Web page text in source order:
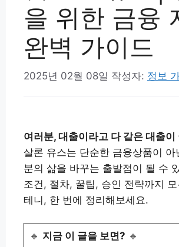
을 위한 금융
완벽 가이드
2025년 02월 08일 작성자: 정보
여러분, 대출이라고 다 같은 대출이
살론 유스는 단순한 금융상품이 아
분의 삶을 바꾸는 출발점이 될 수
조건, 절차, 꿀팁, 승인 전략까지
테니, 한 번에 정리해보세요.
🔹 지금 이 글을 보면? 🔹